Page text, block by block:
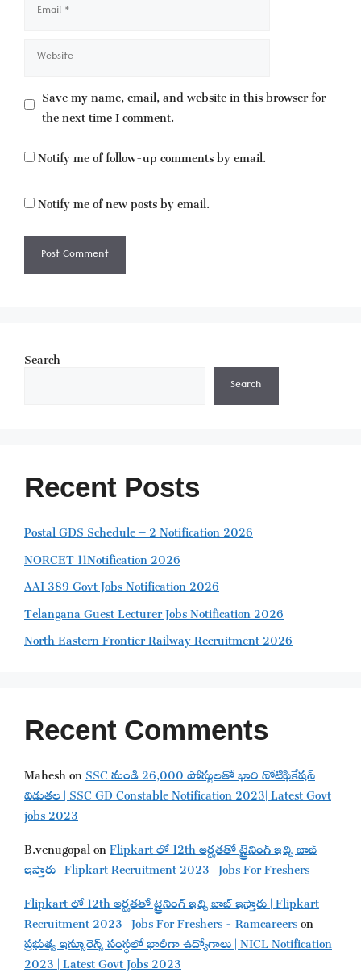
Website
Save my name, email, and website in this browser for
the next time I comment.
Notify me of follow-up comments by email.
Notify me of new posts by email.
Search
Search
Recent Posts
Postal GDS Schedule – 2 Notification 2026
NORCET 11Notification 2026
AAI 389 Govt Jobs Notification 2026
Telangana Guest Lecturer Jobs Notification 2026
North Eastern Frontier Railway Recruitment 2026
Recent Comments
MaheshonSSC నుండి 26,000 పోస్టులతో భారి నోటిఫికేషన్
విడుతల | SSC GD Constable Notification 2023| Latest Govt
jobs 2023
B.venugopalonFlipkart లో 12th అర్హతతో ట్రైనింగ్ ఇచ్చి జాబ్
ఇస్తారు | Flipkart Recruitment 2023 | Jobs For Freshers
Flipkart లో 12th అర్హతతో ట్రైనింగ్ ఇచ్చి జాబ్ ఇస్తారు | Flipkart
Recruitment 2023 | Jobs For Freshers - Ramcareerson
ప్రభుత్వ ఇన్సూరెన్స్ సంస్థలో భారీగా ఉద్యోగాలు | NICL Notification
2023 | Latest Govt Jobs 2023